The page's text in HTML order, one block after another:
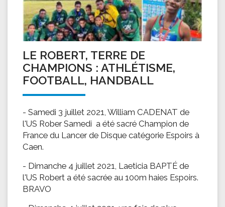
LE ROBERT, TERRE DE
CHAMPIONS : ATHLÉTISME,
FOOTBALL, HANDBALL
- Samedi 3 juillet 2021, William CADENAT de
l'US Rober Samedi a été sacré Champion de
France du Lancer de Disque catégorie Espoirs à
Caen.
- Dimanche 4 juillet 2021, Laeticia BAPTÉ de
l'US Robert a été sacrée au 100m haies Espoirs.
BRAVO